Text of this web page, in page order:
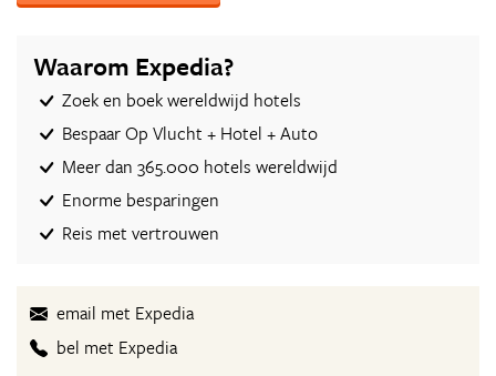
Waarom Expedia?
Zoek en boek wereldwijd hotels
Bespaar Op Vlucht + Hotel + Auto‎
Meer dan 365.000 hotels wereldwijd
Enorme besparingen
Reis met vertrouwen
email met Expedia
bel met Expedia